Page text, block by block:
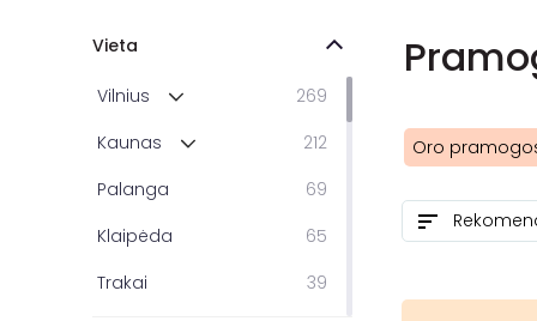
Oro
Vieta
Vilnius
269
Kaunas
212
Palanga
69
Klaipėda
65
Trakai
39